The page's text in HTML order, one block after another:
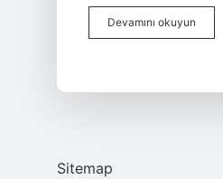
Devamını okuyun
18
Sitemap